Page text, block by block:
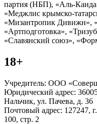
партия (НБП), «Аль-
«Меджлис крымско-
«Мизантропик Дивижн»,
«Артподготовка»,
«Славянский союз»,
18+
Учредитель: ООО
Юридический адрес:
Нальчик, ул. Пачева, д. 36
Почтовый адрес: 127247,
100, стр. 2